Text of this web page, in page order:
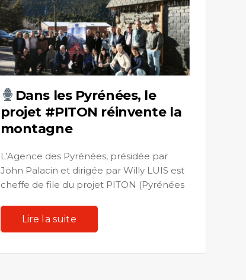
Dans les Pyrénées, le
projet #PITON réinvente la
montagne
L’Agence des Pyrénées, présidée par
John Palacin et dirigée par Willy LUIS est
cheffe de file du projet PITON (Pyrénées
Lire la suite